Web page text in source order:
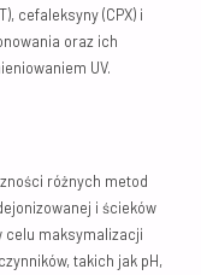
cefaleksyny (CPX) i
oraz ich
UV.
różnych metod
i ścieków
celu maksymalizacji
takich jak pH,